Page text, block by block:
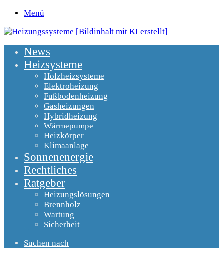
Menü
News
Heizsysteme
Holzheizsysteme
Elektroheizung
Fußbodenheizung
Gasheizungen
Hybridheizung
Wärmepumpe
Heizkörper
Klimaanlage
Sonnenenergie
Rechtliches
Ratgeber
Heizungslösungen
Brennholz
Wartung
Sicherheit
Suchen nach